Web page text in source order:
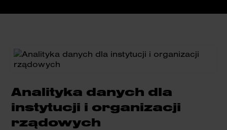
Analityka danych dla
instytucji i organizacji
rządowych